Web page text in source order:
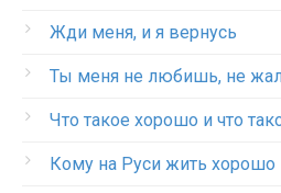
Жди меня, и я вернусь
Ты меня не любишь, не
Что такое хорошо и что
Кому на Руси жить хорошо